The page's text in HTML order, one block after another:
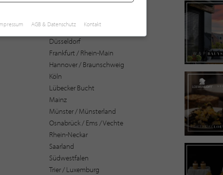
Düsseldorf
Frankfurt / Rhein-Main
Hannover / Braunschweig
Köln
Lübecker Bucht
Mainz
Münster / Münsterland
Osnabrück / Ems / Vechte
Rhein-Neckar
Saarland
Südwestfalen
Trier / Luxemburg
AGB & Datenschutz Kontakt